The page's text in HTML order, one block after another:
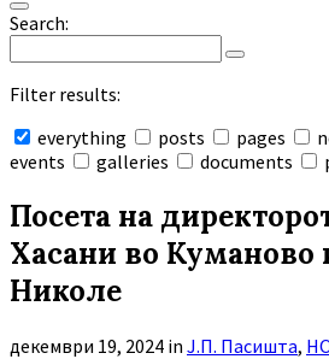
Search:
Filter results:
everything
posts pages
events
galleries documents
search
Посета на
Хасани во Куманово
Николе
декември 19, 2024 in Ј.П. Пасишта,